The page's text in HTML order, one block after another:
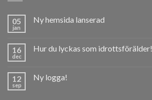
05
jan
Ny hemsida lanserad
16
dec
Hur du lyckas som idrottsförälder!
12
sep
Ny logga!